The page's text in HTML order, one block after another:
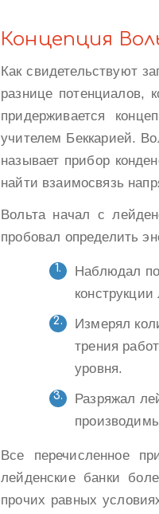
Концепция
Как свидетельствуют
разнице потенциалов,
придерживается
учителем Беккарией.
называет прибор
найти взаимосвязь
Вольта начал с
пробовал определить
Наблюдал
Измерял
трения
уровня.
Разряжал
Все перечисленное
лейденские банки
прочих равных